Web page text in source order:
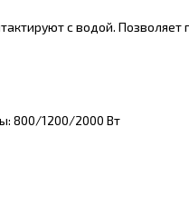
с водой.
800/1200/2000 Вт